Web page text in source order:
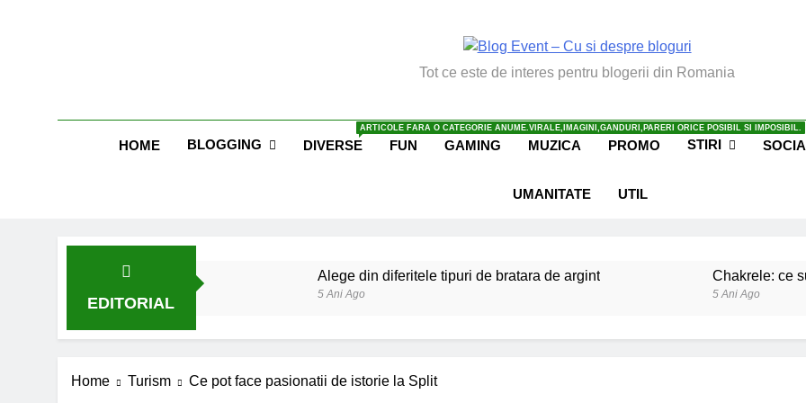
Blog Event – Cu Si Despre
Tot ce este de interes pentru blogerii din Romania
HOME BLOGGING DIVERSE
ARTICOLE FARA O CATEGORIE ANUME.VIRALE,IMAGINI,GANDURI,PARERI ORICE POSIBIL SI IMPOSIBIL.
FUN GAMING MUZICA PROMO STIRI
UMANITATE UTIL
EDITORIAL
Alege din diferitele tipuri de bratara de argint
5 Ani Ago
Chakrele: ce
5 Ani Ago
6 Ani Ago 6 Ani Ago
6 Ani Ago
Home Turism Ce pot face pasionatii de istorie la Split